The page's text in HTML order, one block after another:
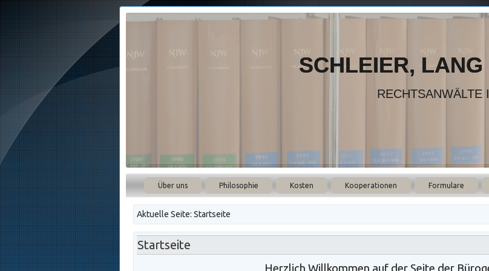
SCHLEIER,
RECHTSANWÄLTE
Über uns Philosophie Kosten Kooperationen Formulare
Aktuelle Seite: Startseite
Startseite
Herzlich Willkommen auf der Seite der